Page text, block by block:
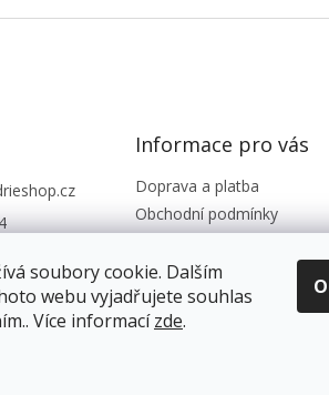
soubory cookie. Dalším
webu vyjadřujete souhlas
Více informacízde.
Informace pro vás
Doprava a platba
Obchodní podmínky
Reklamace, vrácení zboží
Kontakty